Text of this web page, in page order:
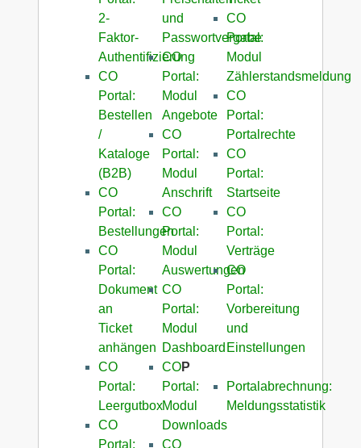
2-
Faktor-
Authentifizierung
CO
Portal:
Bestellen
/
Kataloge
(B2B)
CO
Portal:
Bestellungen
CO
Portal:
Dokument
an
Ticket
anhängen
CO
Portal:
Leergutbox
CO
Portal:
und
Passwortvergabe
CO
Portal:
Modul
Angebote
CO
Portal:
Modul
Anschrift
CO
Portal:
Modul
Auswertungen
CO
Portal:
Modul
Dashboard
CO
Portal:
Modul
Downloads
CO
CO
Portal:
Modul
Zählerstandsmeldung
CO
Portal:
Portalrechte
CO
Portal:
Startseite
CO
Portal:
Verträge
CO
Portal:
Vorbereitung
und
Einstellungen
P
Portalabrechnung:
Meldungsstatistik